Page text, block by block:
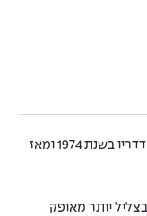
מיתרי EJ פוספור ברונז הוצגו לראשונה על ידי דדריו בשנת 1974 ומאז
בצליל יותר מאופק